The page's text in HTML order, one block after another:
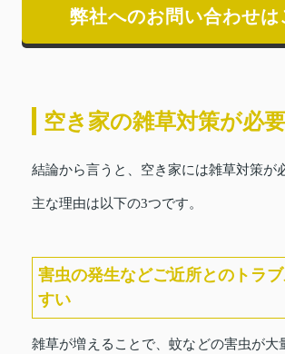
弊社へのお問い合わせは
空き家の雑草対策が必
結論から言うと、空き家には雑草対策が
主な理由は以下の3つです。
害虫の発生などご近所とのトラ
すい
雑草が増えることで、蚊などの害虫が大